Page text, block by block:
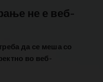
не е веб-
да се меша со
во веб-